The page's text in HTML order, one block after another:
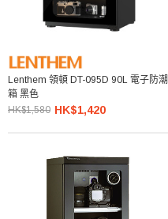
Lenthem 領頓 DT-095D 90L 電子防潮
箱 黑色
HK$1,580 HK$1,420